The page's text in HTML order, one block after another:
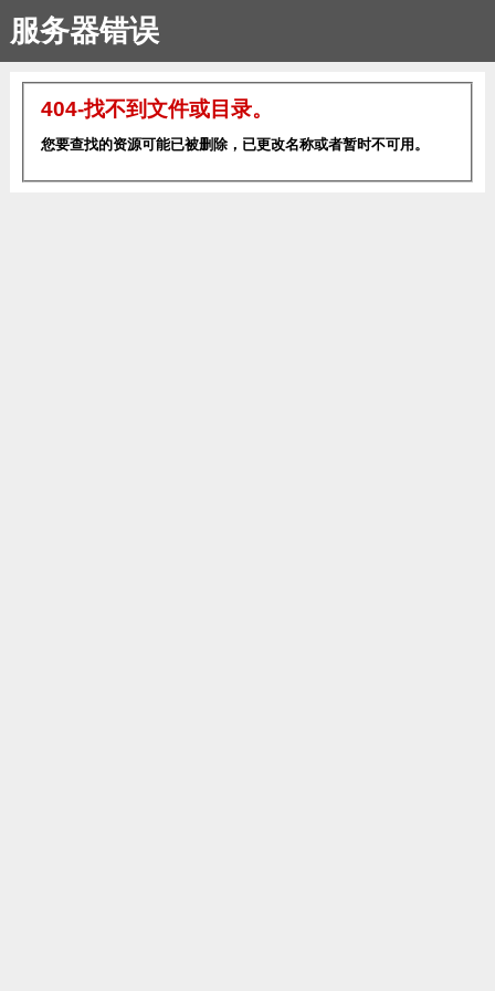
服务器错误
404-找不到文件或目录。
您要查找的资源可能已被删除，已更改名称或者暂时不可用。